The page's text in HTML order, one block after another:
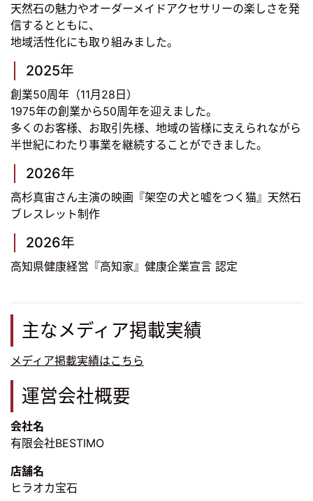
天然石の魅力やオーダーメイドアクセサリーの楽しさを発
信するとともに、
地域活性化にも取り組みました。
2025年
創業50周年（11月28日）
1975年の創業から50周年を迎えました。
多くのお客様、お取引先様、地域の皆様に支えられながら
半世紀にわたり事業を継続することができました。
2026年
高杉真宙さん主演の映画『架空の犬と嘘をつく猫』天然石
ブレスレット制作
2026年
高知県健康経営『高知家』健康企業宣言 認定
主なメディア掲載実績
メディア掲載実績はこちら
運営会社概要
会社名
有限会社BESTIMO
店舗名
ヒラオカ宝石